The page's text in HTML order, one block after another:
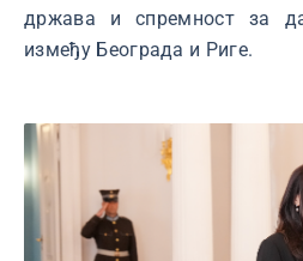
држава и спремност за
између Београда и Риге.